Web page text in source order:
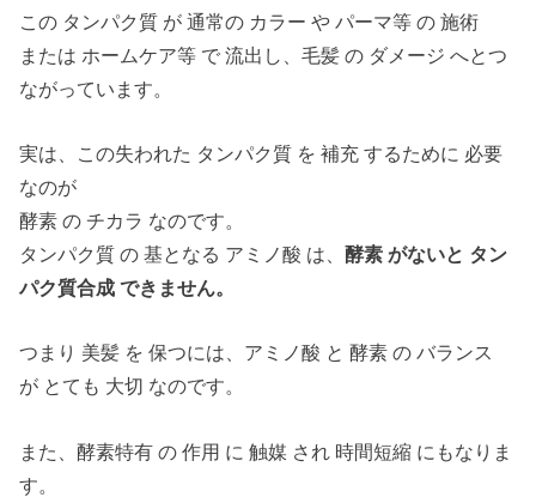
この タンパク質 が 通常の カラー や パーマ等 の 施術
または ホームケア等 で 流出し、毛髪 の ダメージ へとつ
ながっています。
実は、この失われた タンパク質 を 補充 するために 必要
なのが
酵素 の チカラ なのです。
タンパク質 の 基となる アミノ酸 は、酵素 がないと タン
パク質合成 できません。
つまり 美髪 を 保つには、アミノ酸 と 酵素 の バランス
が とても 大切 なのです。
また、酵素特有 の 作用 に 触媒 され 時間短縮 にもなりま
す。